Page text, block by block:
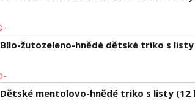
Bílo-žutozeleno-hnědé dětské triko s
Dětské mentolovo-hnědé triko s listy (12